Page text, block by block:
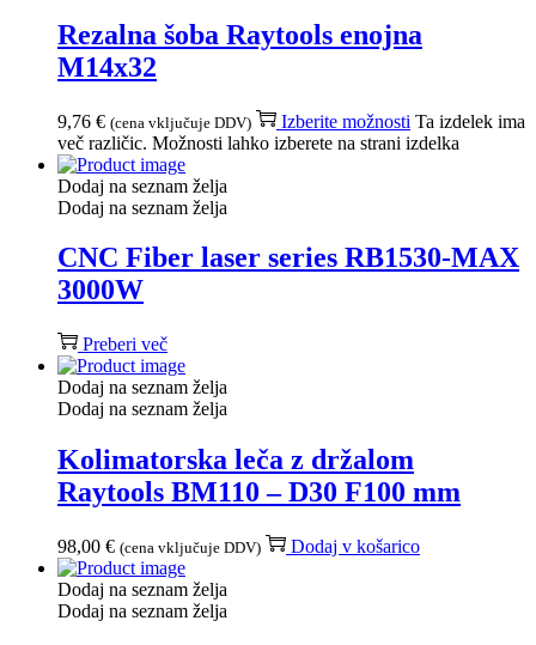
Rezalna šoba Raytools enojna
M14x32
9,76 € (cena vključuje DDV) Izberite možnosti Ta izdelek ima
več različic. Možnosti lahko izberete na strani izdelka
Dodaj na seznam želja
Dodaj na seznam želja
CNC Fiber laser series RB1530-MAX
3000W
Preberi več
Dodaj na seznam želja
Dodaj na seznam želja
Kolimatorska leča z držalom
Raytools BM110 – D30 F100 mm
98,00 € (cena vključuje DDV) Dodaj v košarico
Dodaj na seznam želja
Dodaj na seznam želja